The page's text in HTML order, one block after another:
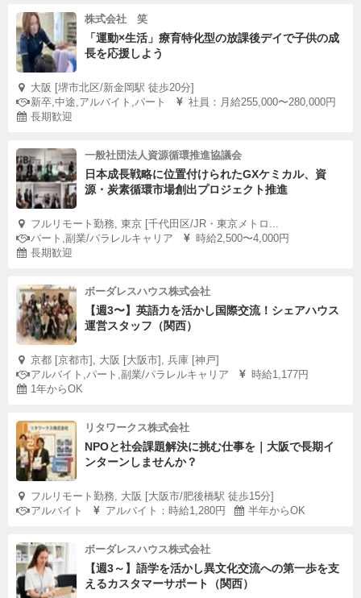
株式会社 笑
「運動×生活」療育特化型の放課後デイで子供の成
長を応援しよう
大阪 [堺市北区/新金岡駅 徒歩20分]
新卒,中途,アルバイト,パート
社員：月給255,000〜280,000円
長期歓迎
一般社団法人資源循環推進協議会
日本成長戦略に位置付けられたGXケミカル、資
源・炭素循環市場創出プロジェクト推進
フルリモート勤務, 東京 [千代田区/JR・東京メトロ...
パート,副業/パラレルキャリア
時給2,500〜4,000円
長期歓迎
ボーダレスハウス株式会社
【週3〜】英語力を活かし国際交流！シェアハウス
運営スタッフ（関西）
京都 [京都市], 大阪 [大阪市], 兵庫 [神戸]
アルバイト,パート,副業/パラレルキャリア
時給1,177円
1年からOK
リタワークス株式会社
NPOと社会課題解決に挑む仕事を｜大阪で長期イ
ンターンしませんか？
フルリモート勤務, 大阪 [大阪市/肥後橋駅 徒歩15分]
アルバイト
アルバイト：時給1,280円 半年からOK
ボーダレスハウス株式会社
【週3～】語学を活かし異文化交流への第一歩を支
えるカスタマーサポート（関西）